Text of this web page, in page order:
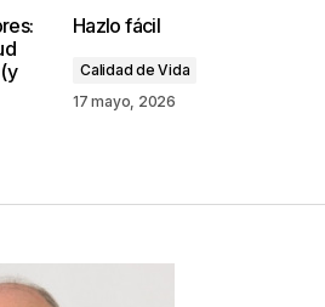
obligatorios están
Hazlo fácil
Calidad de Vida
17 mayo, 2026